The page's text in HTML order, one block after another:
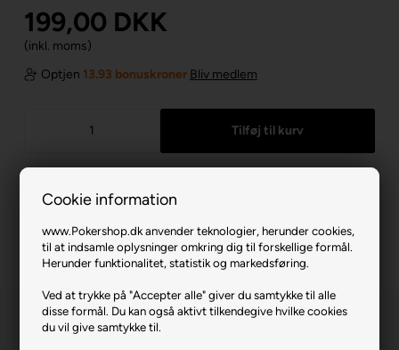
Cookie information
www.Pokershop.dk anvender teknologier, herunder cookies,
til at indsamle oplysninger omkring dig til forskellige formål.
Herunder funktionalitet, statistik og markedsføring.
Ved at trykke på "Accepter alle" giver du samtykke til alle
disse formål. Du kan også aktivt tilkendegive hvilke cookies
du vil give samtykke til.
199,00 DKK
(inkl. moms)
Optjen 13.93 bonuskroner Bliv medlem